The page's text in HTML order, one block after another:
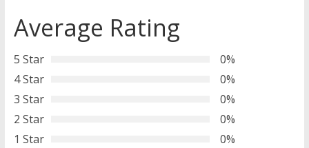
Average Rating
5 Star
0%
4 Star
0%
3 Star
0%
2 Star
0%
1 Star
0%